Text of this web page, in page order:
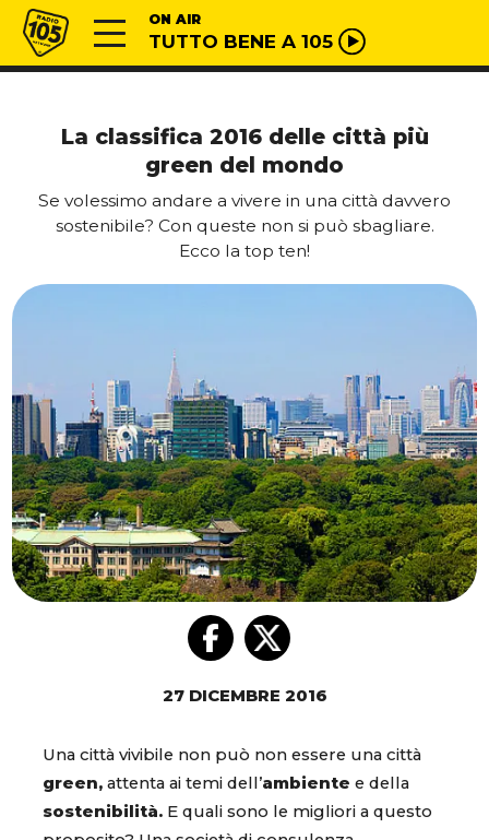
Vai al contenuto
Radio 105 ON AIR
TUTTO BENE A 105
La classifica 2016 delle città più
green del mondo
Se volessimo andare a vivere in una città davvero
sostenibile? Con queste non si può sbagliare.
Ecco la top ten!
27 DICEMBRE 2016
Una città vivibile non può non essere una città
green, attenta ai temi dell’ambiente e della
sostenibilità. E quali sono le migliori a questo